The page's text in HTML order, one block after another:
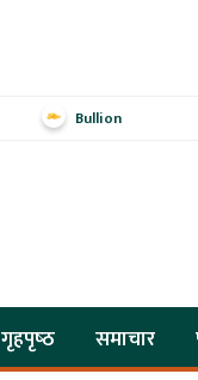
Bullion
गृहपृष्‍ठ समाचार